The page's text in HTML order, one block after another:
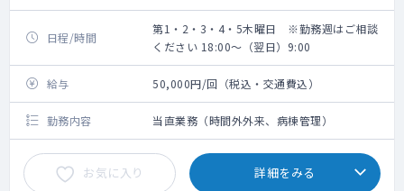
日程/時間
第1・2・3・4・5木曜日 ※勤務週はご相談
ください 18:00～（翌日）9:00
給与 50,000円/回（税込・交通費込）
勤務内容 当直業務（時間外外来、病棟管理）
お気に入り 詳細をみる